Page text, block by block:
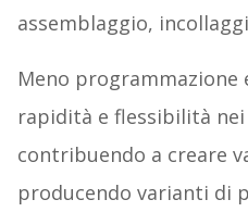
assemblaggio,
Meno programmazione
rapidità e flessibilità
contribuendo a creare
producendo varianti di